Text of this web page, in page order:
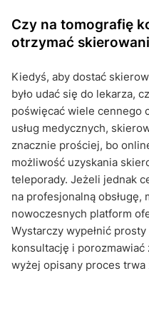
Czy na tomografię
otrzymać
Kiedyś, aby dostać
było udać się do lekarza,
poświęcać wiele cennego
usług medycznych,
znacznie prościej, bo
możliwość uzyskania
teleporady. Jeżeli jednak
na profesjonalną obsługę,
nowoczesnych platform
Wystarczy wypełnić
konsultację i porozmawiać
wyżej opisany proces